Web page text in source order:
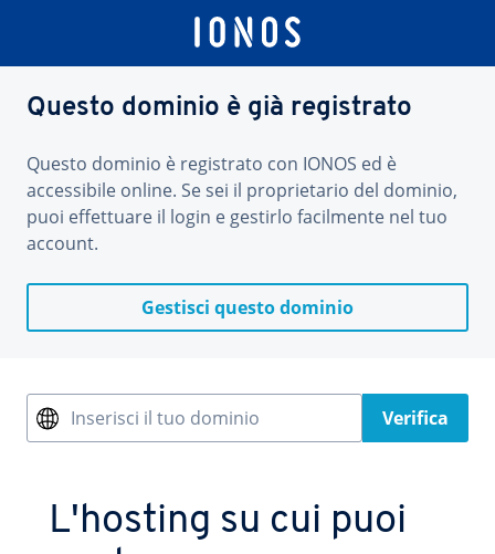
Questo dominio è già registrato
Questo dominio è registrato con IONOS ed è
accessibile online. Se sei il proprietario del dominio,
puoi effettuare il login e gestirlo facilmente nel tuo
account.
Gestisci questo dominio
Inserisci il tuo dominio Verifica
L'hosting su cui puoi